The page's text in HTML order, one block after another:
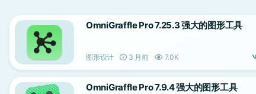
OmniGraffle Pro 7.25.3 强大的图形工具
图形设计 3 月前 7.0K
OmniGraffle Pro 7.9.4 强大的图形工具